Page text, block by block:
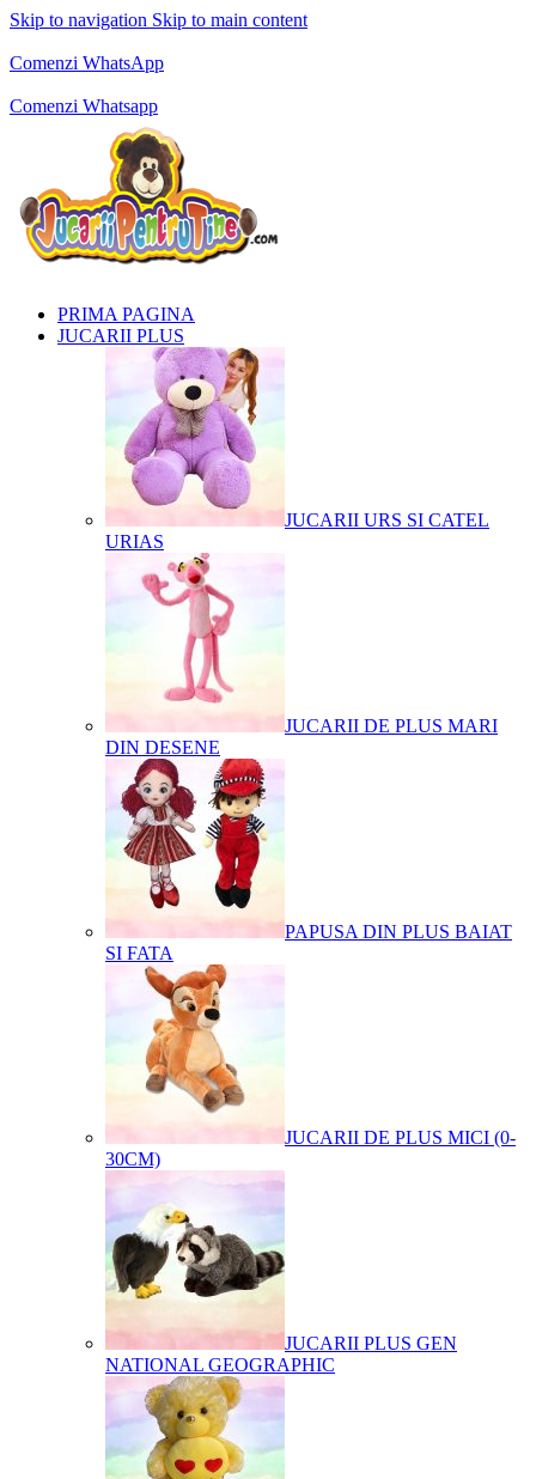
Skip to navigation Skip to main content
Comenzi WhatsApp
Comenzi Whatsapp
PRIMA PAGINA
JUCARII PLUS
JUCARII URS SI CATEL
URIAS
JUCARII DE PLUS MARI
DIN DESENE
PAPUSA DIN PLUS BAIAT
SI FATA
JUCARII DE PLUS MICI (0-
30CM)
JUCARII PLUS GEN
NATIONAL GEOGRAPHIC